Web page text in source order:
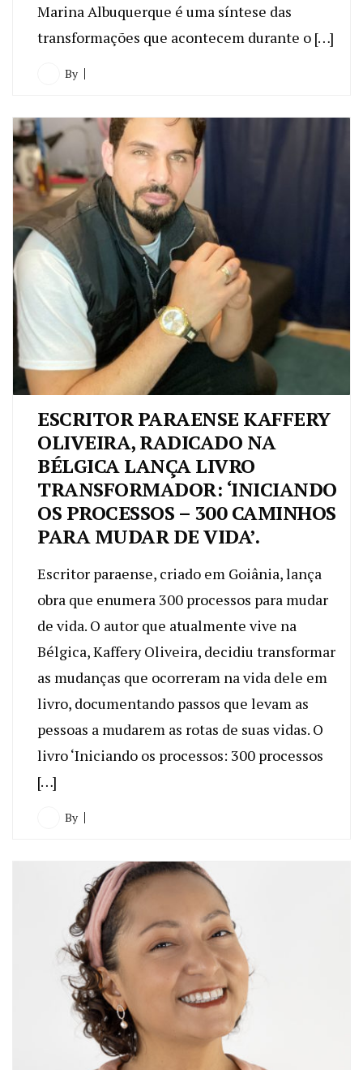
Marina Albuquerque é uma síntese das
transformações que acontecem durante o […]
By
ESCRITOR PARAENSE KAFFERY
OLIVEIRA, RADICADO NA
BÉLGICA LANÇA LIVRO
TRANSFORMADOR: ‘INICIANDO
OS PROCESSOS – 300 CAMINHOS
PARA MUDAR DE VIDA’.
Escritor paraense, criado em Goiânia, lança
obra que enumera 300 processos para mudar
de vida. O autor que atualmente vive na
Bélgica, Kaffery Oliveira, decidiu transformar
as mudanças que ocorreram na vida dele em
livro, documentando passos que levam as
pessoas a mudarem as rotas de suas vidas. O
livro ‘Iniciando os processos: 300 processos
[…]
By